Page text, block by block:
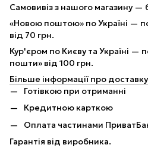
Самовивіз з нашого магазину
«Новою поштою» по Україні —
від 70 грн.
Кур'єром по Києву та Україні —
пошти» від 100 грн.
Більше інформації про доставку
Готівкою при отриманні
Кредитною карткою
Оплата частинами
Гарантія від виробника.